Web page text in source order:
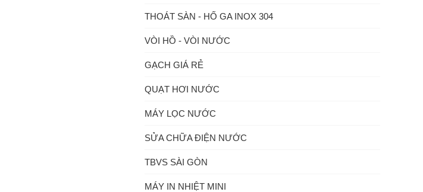
THOÁT SÀN - HỐ GA INOX 304
VÒI HỒ - VÒI NƯỚC
GẠCH GIÁ RẺ
QUẠT HƠI NƯỚC
MÁY LỌC NƯỚC
SỬA CHỮA ĐIỆN NƯỚC
TBVS SÀI GÒN
MÁY IN NHIỆT MINI